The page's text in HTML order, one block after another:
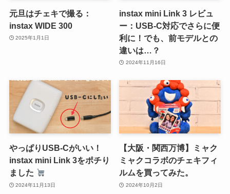
元旦はチェキで撮る：
instax WIDE 300
2025年1月1日
instax mini Link 3 レビュ
ー：USB-C対応でさらに便
利に！でも、前モデルとの
違いは…？
2024年11月16日
やっぱりUSB-Cがいい！
instax mini Link 3をポチり
ました
2024年11月13日
【大阪・関西万博】ミャク
ミャクコラボのチェキフィ
ルムを買ってみた。
2024年10月2日